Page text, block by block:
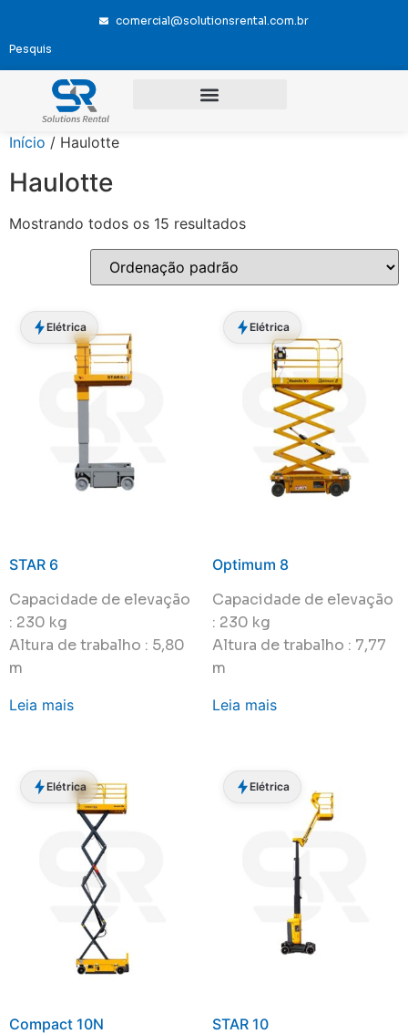
comercial@solutionsrental.com.br
Início / Haulotte
Haulotte
Mostrando todos os 15 resultados
Elétrica
STAR 6
Capacidade de elevação
: 230 kg
Altura de trabalho : 5,80
m
Leia mais
Elétrica
Optimum 8
Capacidade de elevação
: 230 kg
Altura de trabalho : 7,77
m
Leia mais
Elétrica
Compact 10N
Elétrica
STAR 10